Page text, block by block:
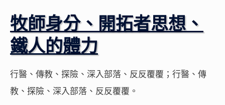
牧師身分、開拓者思想、
鐵人的體力
行醫、傳教、探險、深入部落、反反覆覆；行醫、傳
教、探險、深入部落、反反覆覆。